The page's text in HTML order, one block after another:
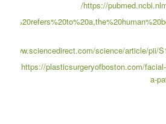
https://
www.sciencedirect.com/science/article/pii/
https://plasticsurgeryofboston.com/
a-